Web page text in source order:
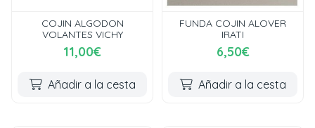
COJIN ALGODON
VOLANTES VICHY
11,00€
Añadir a la cesta
FUNDA COJIN ALOVER
IRATI
6,50€
Añadir a la cesta